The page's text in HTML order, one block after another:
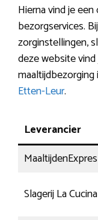
Hierna vind je
bezorgservices.
zorginstellingen,
deze website
maaltijdbezorging
Etten-Leur.
Leverancier
MaaltijdenExpres
Slagerij La Cucina